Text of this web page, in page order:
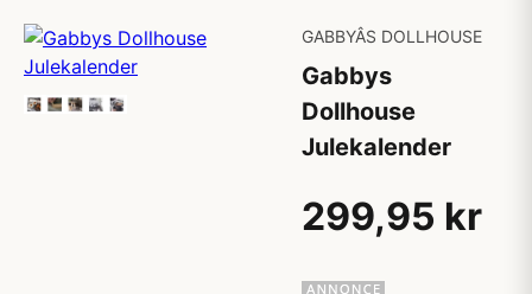
GABBYÂS DOLLHOUSE
Gabbys
Dollhouse
Julekalender
299,95 kr